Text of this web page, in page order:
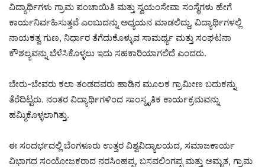
ವಿದ್ಯಾರ್ಥಿಗಳು ಗ್ರಾಮ ಪಂಚಾಯಿತಿ ಮತ್ತು ಸ್ವಯಂಸೇವಾ ಸಂಸ್ಥೆಗಳು ಹೇಗೆ
ಕಾರ್ಯನಿರ್ವಹಿಸುತ್ತವೆ ಎಂಬುದನ್ನು ಅಧ್ಯಯನ ಮಾಡಲಿದ್ದು, ವಿದ್ಯಾರ್ಥಿಗಳಲ್ಲಿ
ನಾಯಕತ್ವ ಗುಣ, ನಿರ್ಧಾರ ತೆಗೆದುಕೊಳ್ಳುವ ಸಾಮರ್ಥ್ಯ ಮತ್ತು ಸಂಘಟನಾ
ಕೌಶಲ್ಯವನ್ನು ಬೆಳೆಸಿಕೊಳ್ಳಲು ಇದು ಸಹಕಾರಿಯಾಗಲಿದೆ ಎಂದರು.
ಬೇರು-ಬೇವರು ಕಲಾ ತಂಡದವರು ಹಾಡಿನ ಮೂಲಕ ಗ್ರಾಮೀಣ ಬದುಕನ್ನು
ತೆರೆದಿಟ್ಟರು. ನಂತರ ವಿದ್ಯಾರ್ಥಿಗಳಿಂದ ಸಾಂಸ್ಕೃತಿಕ ಕಾರ್ಯಕ್ರಮವನ್ನು
ಹಮ್ಮಿಕೊಳ್ಳಲಾಗಿತ್ತು.
ಈ ಸಂದರ್ಭದಲ್ಲಿ ಬೆಂಗಳೂರು ಉತ್ತರ ವಿಶ್ವವಿದ್ಯಾಲಯದ, ಸಮಾಜಕಾರ್ಯ
ವಿಭಾಗದ ಸಂಯೋಜಕರಾದ ನರಸಿಂಹಪ್ಪ, ಬಸವಲಿಂಗಪ್ಪ ಮತ್ತು ಅಮೃತ, ಗ್ರಾಮ